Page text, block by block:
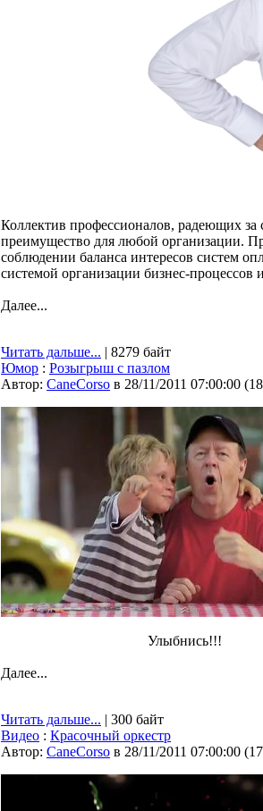
Коллектив профессионалов, радеющих за
преимущество для любой организации.
соблюдении баланса интересов систем
системой организации бизнес-процессов
Далее...
Читать дальше... | 8279 байт
Юмор : Розыгрыш с пазлом
Автор: CaneCorso в 28/11/2011 07:00:00 (
Улыбнись!!!
Далее...
Читать дальше... | 300 байт
Видео : Красочный оркестр
Автор: CaneCorso в 28/11/2011 07:00:00 (